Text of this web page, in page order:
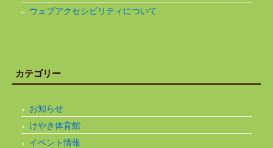
ウェブアクセシビリティについて
カテゴリー
お知らせ
けやき体育館
イベント情報